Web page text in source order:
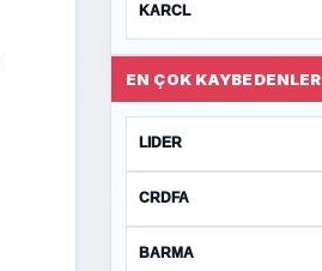
KARCL
EN ÇOK KAYBEDENLER
LIDER
CRDFA
BARMA